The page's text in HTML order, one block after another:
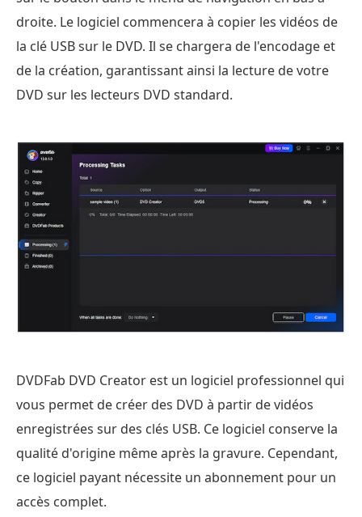
droite. Le logiciel commencera à copier les vidéos de
la clé USB sur le DVD. Il se chargera de l'encodage et
de la création, garantissant ainsi la lecture de votre
DVD sur les lecteurs DVD standard.
DVDFab DVD Creator est un logiciel professionnel qui
vous permet de créer des DVD à partir de vidéos
enregistrées sur des clés USB. Ce logiciel conserve la
qualité d'origine même après la gravure. Cependant,
ce logiciel payant nécessite un abonnement pour un
accès complet.